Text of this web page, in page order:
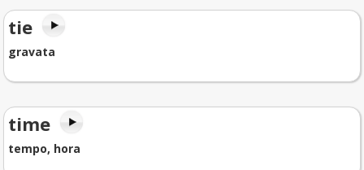
tie
gravata
time
tempo, hora